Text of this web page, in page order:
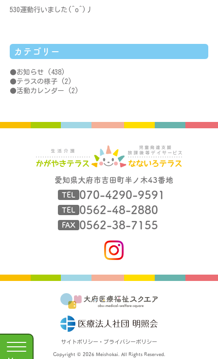
530運動行いました(^o^)丿
カテゴリー
お知らせ (438)
テラスの様子 (2)
活動カレンダー (2)
愛知県大府市吉田町半ノ木43番地
TEL 070-4290-9591
TEL 0562-48-2880
FAX 0562-38-7155
サイトポリシー・プライバシーポリシー
Copyright © 2026 Meishokai. All Rights Reserved.